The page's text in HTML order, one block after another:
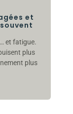
et
et fatigue.
plus
plus